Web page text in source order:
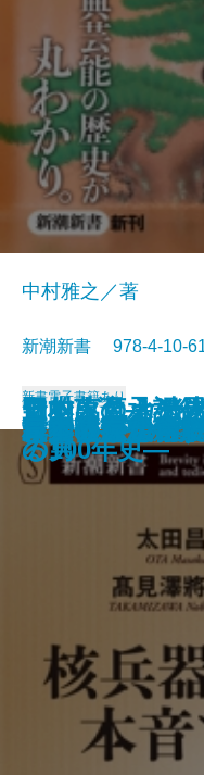
よくも言って
異論正論
一汁一菜でよ
自衛隊最高幹
「脱・自前」
日本人の承認
さらした深層
アントニオ猪
跡―
不倫と正義
首相官邸の
野村萬斎―な
か―
中村雅之／著
新潮新書 978-4-10-
新書電子書籍あり
核兵器につい
知的に見える
る男
親鸞と道元
厚労省―劣化
背進の思想
マツダとカー
の100年史―
「やりがい搾
イクメンの罠
日本の近代建
日本依存から